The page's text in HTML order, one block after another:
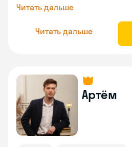
Читать дальше
Читать дальше
Артём